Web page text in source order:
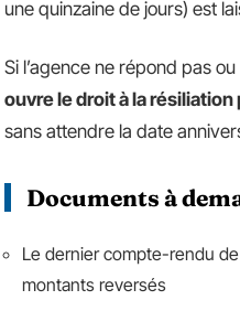
une quinzaine de jours) est
Si l’agence ne répond pas
ouvre le droit à la résiliation
sans attendre la date
Documents à
Le dernier compte-rendu
montants reversés